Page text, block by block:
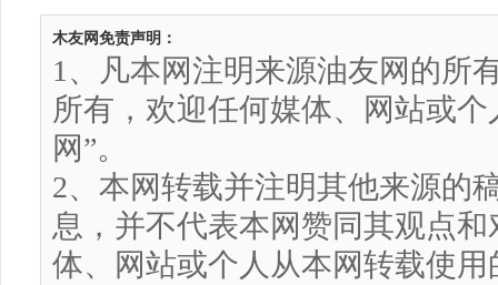
木友网免责声明：
1、凡本网注明来源油友网的所
所有，欢迎任何媒体、网站或
网”。
2、本网转载并注明其他来源的
息，并不代表本网赞同其观点
体、网站或个人从本网转载使